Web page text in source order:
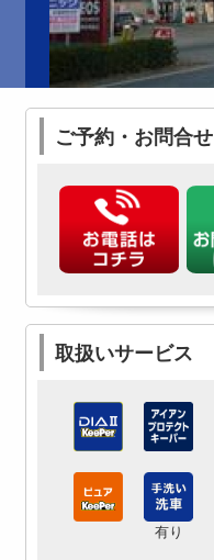
ご予約・お問合せ
取扱いサービス
有り